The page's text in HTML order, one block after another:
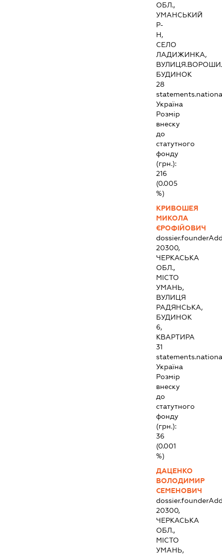
ОБЛ.,
УМАНСЬКИЙ
Р-
Н,
СЕЛО
ЛАДИЖИНКА,
БУДИНОК
28
Україна
Розмір
внеску
до
статутного
фонду
(грн.):
216
(0.005
%)
КРИВОШЕЯ
МИКОЛА
ЄРОФІЙОВИЧ
20300,
ЧЕРКАСЬКА
ОБЛ.,
МІСТО
УМАНЬ,
ВУЛИЦЯ
РАДЯНСЬКА,
БУДИНОК
6,
КВАРТИРА
31
Україна
Розмір
внеску
до
статутного
фонду
(грн.):
36
(0.001
%)
ДАЦЕНКО
ВОЛОДИМИР
СЕМЕНОВИЧ
20300,
ЧЕРКАСЬКА
ОБЛ.,
МІСТО
УМАНЬ,